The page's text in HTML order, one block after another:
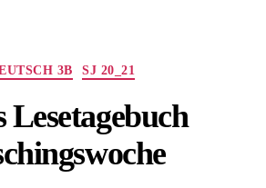
Kategorien
3B SJ 20_21
Lesetagebuch